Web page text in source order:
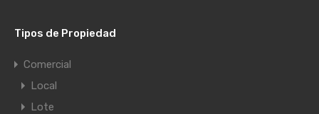
Tipos de Propiedad
Comercial
Local
Lote